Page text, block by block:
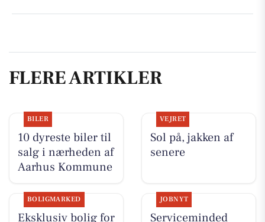
FLERE ARTIKLER
BILER
10 dyreste biler til
salg i nærheden af
Aarhus Kommune
VEJRET
Sol på, jakken af
senere
BOLIGMARKED
Eksklusiv bolig for
JOBNYT
Serviceminded